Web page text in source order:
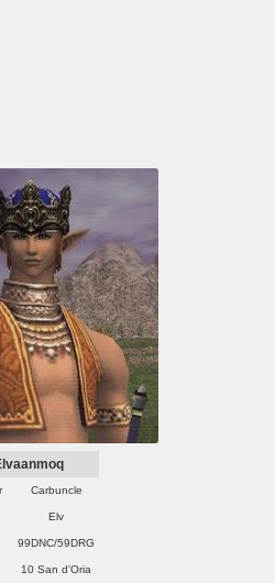
Carbuncle
Elv
99DNC/59DRG
10 San d'Oria